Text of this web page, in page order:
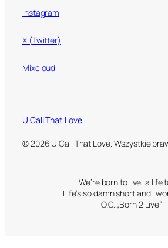
Instagram
X (Twitter)
Mixcloud
U Call That Love
© 2026 U Call That Love. Wszystkie
We’re born to live, a life
Life’s so damn short and I
O.C. „Born 2 Live”